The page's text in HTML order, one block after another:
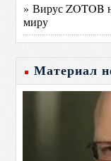
» Вирус ZOTOB
миру
Материал